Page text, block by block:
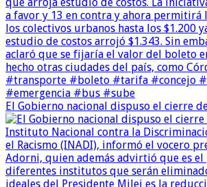
El Gobierno nacional dispuso el cierre